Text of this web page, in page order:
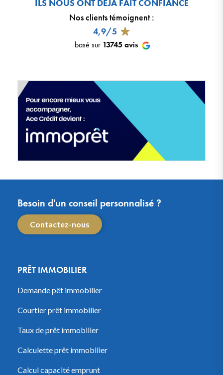
ILS NOUS ONT DÉJÀ FAIT CONFIANCE
Nos clients témoignent:
4,9/5
basé sur 13745 avis
Besoin d'un conseil personnalisé ?
Contactez-nous
PRÊT IMMOBILIER
Demande pêt immobilier
Courtier prêt immobilier
Taux de prêt immobilier
Calculette prêt immobilier
Calcul capacité emprunt